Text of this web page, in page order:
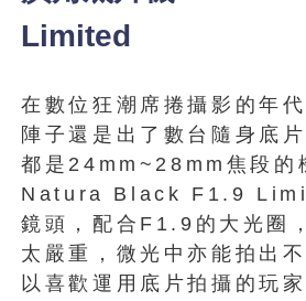
Limited
在數位狂潮席捲攝影的年
陣子還是出了數台隨身底
都是24mm~28mm焦段的
Natura Black F1.9
鏡頭，配合F1.9的大光圈
太嚴重，微光中亦能拍出
以喜歡運用底片拍攝的玩